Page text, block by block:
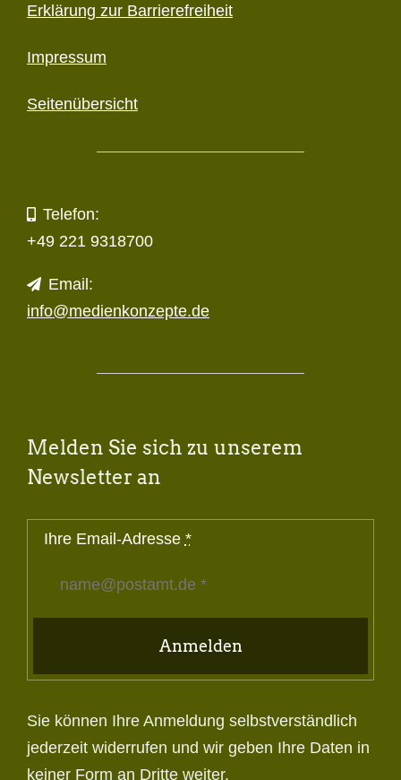
Erklärung zur Barriere­freiheit
Impressum
Seitenübersicht
Telefon:
+49 221 9318700
Email:
info@medienkonzepte.de
Melden Sie sich zu unserem
Newsletter an
Ihre Email-Adresse *
Anmelden
Sie können Ihre Anmeldung selbstverständlich
jederzeit widerrufen und wir geben Ihre Daten in
keiner Form an Dritte weiter.